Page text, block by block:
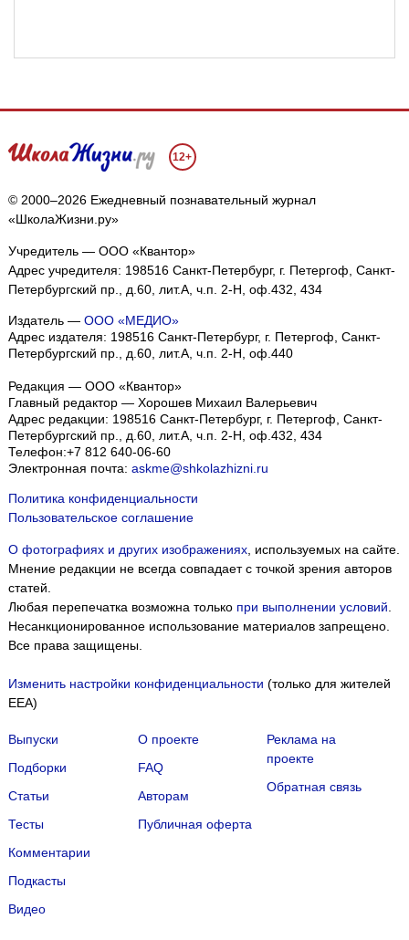
12+
© 2000–2026 Ежедневный познавательный журнал
«ШколаЖизни.ру»
Учредитель — ООО «Квантор»
Адрес учредителя: 198516 Санкт-Петербург, г. Петергоф, Санкт-
Петербургский пр., д.60, лит.А, ч.п. 2-Н, оф.432, 434
Издатель — ООО «МЕДИО»
Адрес издателя: 198516 Санкт-Петербург, г. Петергоф, Санкт-
Петербургский пр., д.60, лит.А, ч.п. 2-Н, оф.440
Редакция — ООО «Квантор»
Главный редактор — Хорошев Михаил Валерьевич
Адрес редакции: 198516 Санкт-Петербург, г. Петергоф, Санкт-
Петербургский пр., д.60, лит.А, ч.п. 2-Н, оф.432, 434
Телефон:+7 812 640-06-60
Электронная почта: askme@shkolazhizni.ru
Политика конфиденциальности
Пользовательское соглашение
О фотографиях и других изображениях, используемых на сайте.
Мнение редакции не всегда совпадает с точкой зрения авторов
статей.
Любая перепечатка возможна только при выполнении условий.
Несанкционированное использование материалов запрещено.
Все права защищены.
Изменить настройки конфиденциальности (только для жителей
EEA)
Выпуски
Подборки
Статьи
Тесты
Комментарии
Подкасты
Видео
О проекте
FAQ
Авторам
Публичная оферта
Реклама на
проекте
Обратная связь